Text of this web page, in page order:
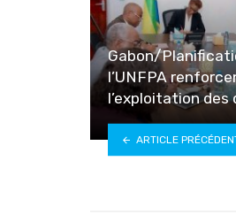
Gabon/
l’UNFPA
l’exploitation des
ARTICLE